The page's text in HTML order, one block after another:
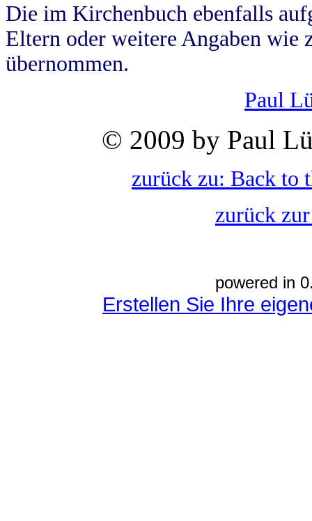
Die im Kirchenbuch ebenfalls
Eltern oder weitere Angaben wie
übernommen.
Paul
© 2009 by Paul
zurück zu: Back to
zurück
powered in
Erstellen Sie Ihre